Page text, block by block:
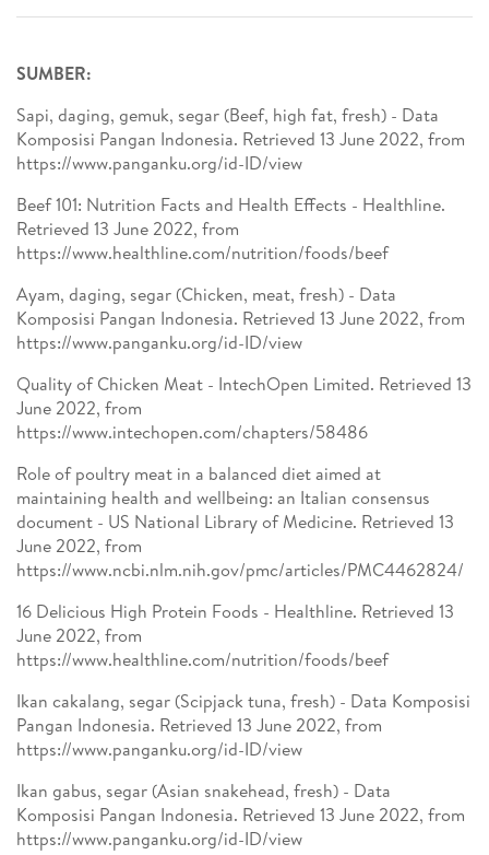
SUMBER:
Sapi, daging, gemuk, segar (Beef, high fat, fresh) - Data
Komposisi Pangan Indonesia. Retrieved 13 June 2022, from
https://www.panganku.org/id-ID/view
Beef 101: Nutrition Facts and Health Effects - Healthline.
Retrieved 13 June 2022, from
https://www.healthline.com/nutrition/foods/beef
Ayam, daging, segar (Chicken, meat, fresh) - Data
Komposisi Pangan Indonesia. Retrieved 13 June 2022, from
https://www.panganku.org/id-ID/view
Quality of Chicken Meat - IntechOpen Limited. Retrieved 13
June 2022, from
https://www.intechopen.com/chapters/58486
Role of poultry meat in a balanced diet aimed at
maintaining health and wellbeing: an Italian consensus
document - US National Library of Medicine. Retrieved 13
June 2022, from
https://www.ncbi.nlm.nih.gov/pmc/articles/PMC4462824/
16 Delicious High Protein Foods - Healthline. Retrieved 13
June 2022, from
https://www.healthline.com/nutrition/foods/beef
Ikan cakalang, segar (Scipjack tuna, fresh) - Data Komposisi
Pangan Indonesia. Retrieved 13 June 2022, from
https://www.panganku.org/id-ID/view
Ikan gabus, segar (Asian snakehead, fresh) - Data
Komposisi Pangan Indonesia. Retrieved 13 June 2022, from
https://www.panganku.org/id-ID/view